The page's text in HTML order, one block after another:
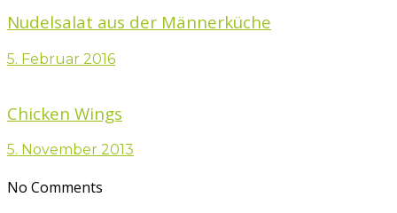
Nudelsalat aus der Männerküche
5. Februar 2016
Chicken Wings
5. November 2013
No Comments